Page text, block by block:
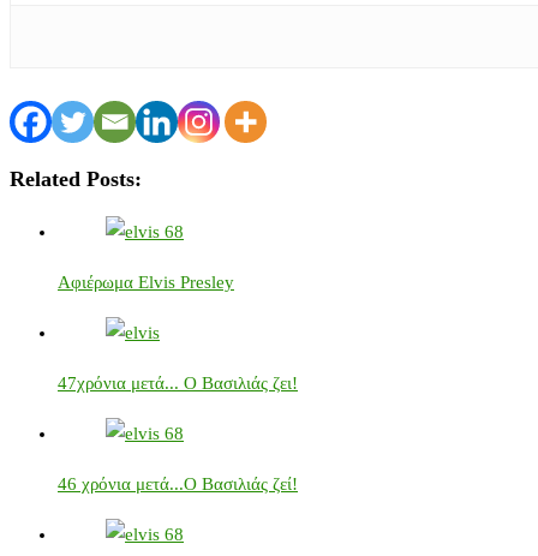
Related Posts:
Αφιέρωμα Elvis Presley
47χρόνια μετά... Ο Βασιλιάς ζει!
46 χρόνια μετά...Ο Βασιλιάς ζεί!